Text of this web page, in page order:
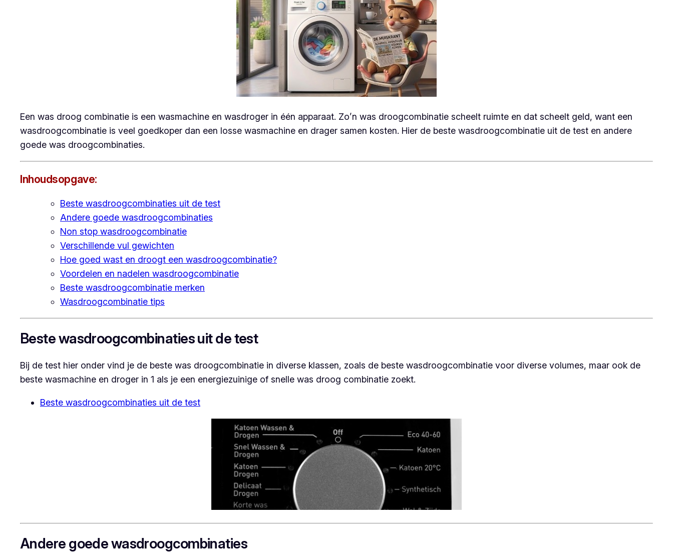
Een was droog combinatie is een wasmachine en wasdroger in één apparaat. Zo’n was droogcombinatie scheelt ruimte en dat scheelt geld, want een
wasdroogcombinatie is veel goedkoper dan een losse wasmachine en drager samen kosten. Hier de beste wasdroogcombinatie uit de test en andere
goede was droogcombinaties.
Inhoudsopgave:
Beste wasdroogcombinaties uit de test
Andere goede wasdroogcombinaties
Non stop wasdroogcombinatie
Verschillende vul gewichten
Hoe goed wast en droogt een wasdroogcombinatie?
Voordelen en nadelen wasdroogcombinatie
Beste wasdroogcombinatie merken
Wasdroogcombinatie tips
Beste wasdroogcombinaties uit de test
Bij de test hier onder vind je de beste was droogcombinatie in diverse klassen, zoals de beste wasdroogcombinatie voor diverse volumes, maar ook de
beste wasmachine en droger in 1 als je een energiezuinige of snelle was droog combinatie zoekt.
Beste wasdroogcombinaties uit de test
Andere goede wasdroogcombinaties